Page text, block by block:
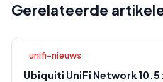
Gerelateerde
unifi-nieuws
Ubiquiti UniFi Network